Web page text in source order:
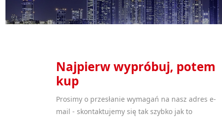
Najpierw wypróbuj, potem
kup
Prosimy o przesłanie wymagań na nasz adres e-
mail - skontaktujemy się tak szybko jak to